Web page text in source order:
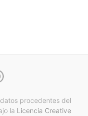
procedentes del
la Licencia Creative